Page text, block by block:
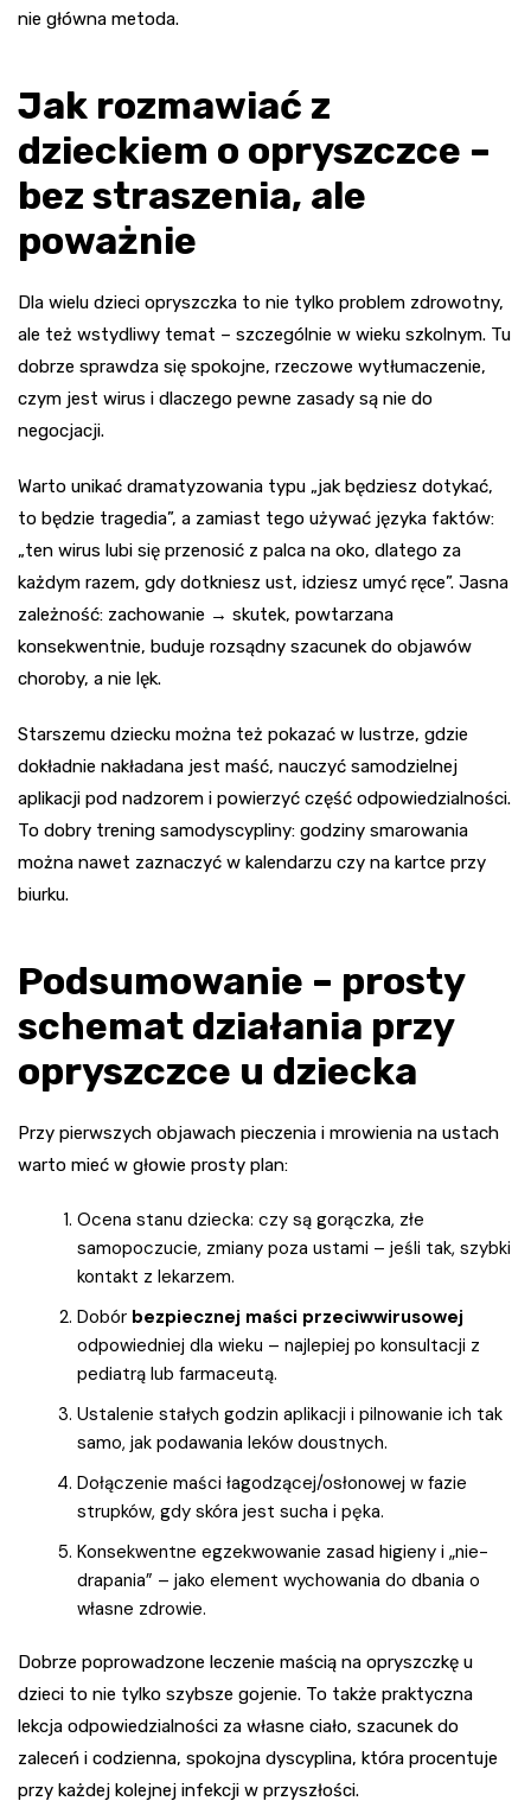
nie główna metoda.
Jak rozmawiać z
dzieckiem o opryszczce –
bez straszenia, ale
poważnie
Dla wielu dzieci opryszczka to nie tylko problem zdrowotny,
ale też wstydliwy temat – szczególnie w wieku szkolnym. Tu
dobrze sprawdza się spokojne, rzeczowe wytłumaczenie,
czym jest wirus i dlaczego pewne zasady są nie do
negocjacji.
Warto unikać dramatyzowania typu „jak będziesz dotykać,
to będzie tragedia”, a zamiast tego używać języka faktów:
„ten wirus lubi się przenosić z palca na oko, dlatego za
każdym razem, gdy dotkniesz ust, idziesz umyć ręce”. Jasna
zależność: zachowanie → skutek, powtarzana
konsekwentnie, buduje rozsądny szacunek do objawów
choroby, a nie lęk.
Starszemu dziecku można też pokazać w lustrze, gdzie
dokładnie nakładana jest maść, nauczyć samodzielnej
aplikacji pod nadzorem i powierzyć część odpowiedzialności.
To dobry trening samodyscypliny: godziny smarowania
można nawet zaznaczyć w kalendarzu czy na kartce przy
biurku.
Podsumowanie – prosty
schemat działania przy
opryszczce u dziecka
Przy pierwszych objawach pieczenia i mrowienia na ustach
warto mieć w głowie prosty plan:
Ocena stanu dziecka: czy są gorączka, złe
samopoczucie, zmiany poza ustami – jeśli tak, szybki
kontakt z lekarzem.
Dobór bezpiecznej maści przeciwwirusowej
odpowiedniej dla wieku – najlepiej po konsultacji z
pediatrą lub farmaceutą.
Ustalenie stałych godzin aplikacji i pilnowanie ich tak
samo, jak podawania leków doustnych.
Dołączenie maści łagodzącej/osłonowej w fazie
strupków, gdy skóra jest sucha i pęka.
Konsekwentne egzekwowanie zasad higieny i „nie-
drapania” – jako element wychowania do dbania o
własne zdrowie.
Dobrze poprowadzone leczenie maścią na opryszczkę u
dzieci to nie tylko szybsze gojenie. To także praktyczna
lekcja odpowiedzialności za własne ciało, szacunek do
zaleceń i codzienna, spokojna dyscyplina, która procentuje
przy każdej kolejnej infekcji w przyszłości.